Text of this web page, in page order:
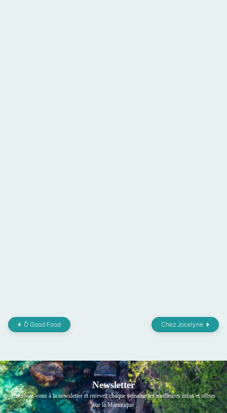
Ô Good Food Chez Jocelyne
Newsletter
Inscrivez-vous à la newsletter et recevez chaque semaine les meilleures infos et offres
sur la Martinique